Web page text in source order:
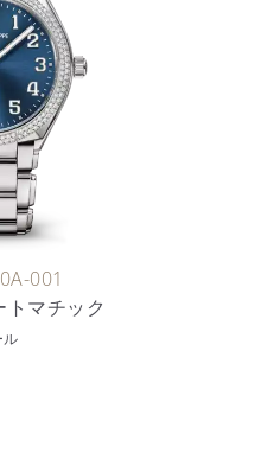
001
トマチック
ル